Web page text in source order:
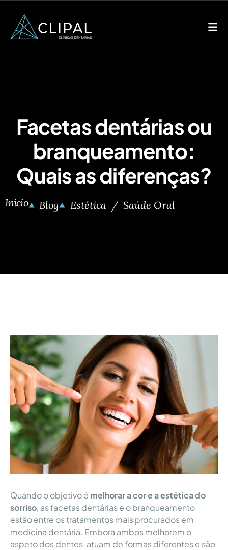
Facetas dentárias ou
branqueamento:
Quais as diferenças?
Início Blog Estética Saúde Oral
Quando o objetivo é melhorar a cor e a estética do
sorriso, as facetas dentárias e o branqueamento
estão entre os tratamentos mais procurados em
medicina dentária. Embora ambos melhorem o
aspeto dos dentes, atuam de formas diferentes e são